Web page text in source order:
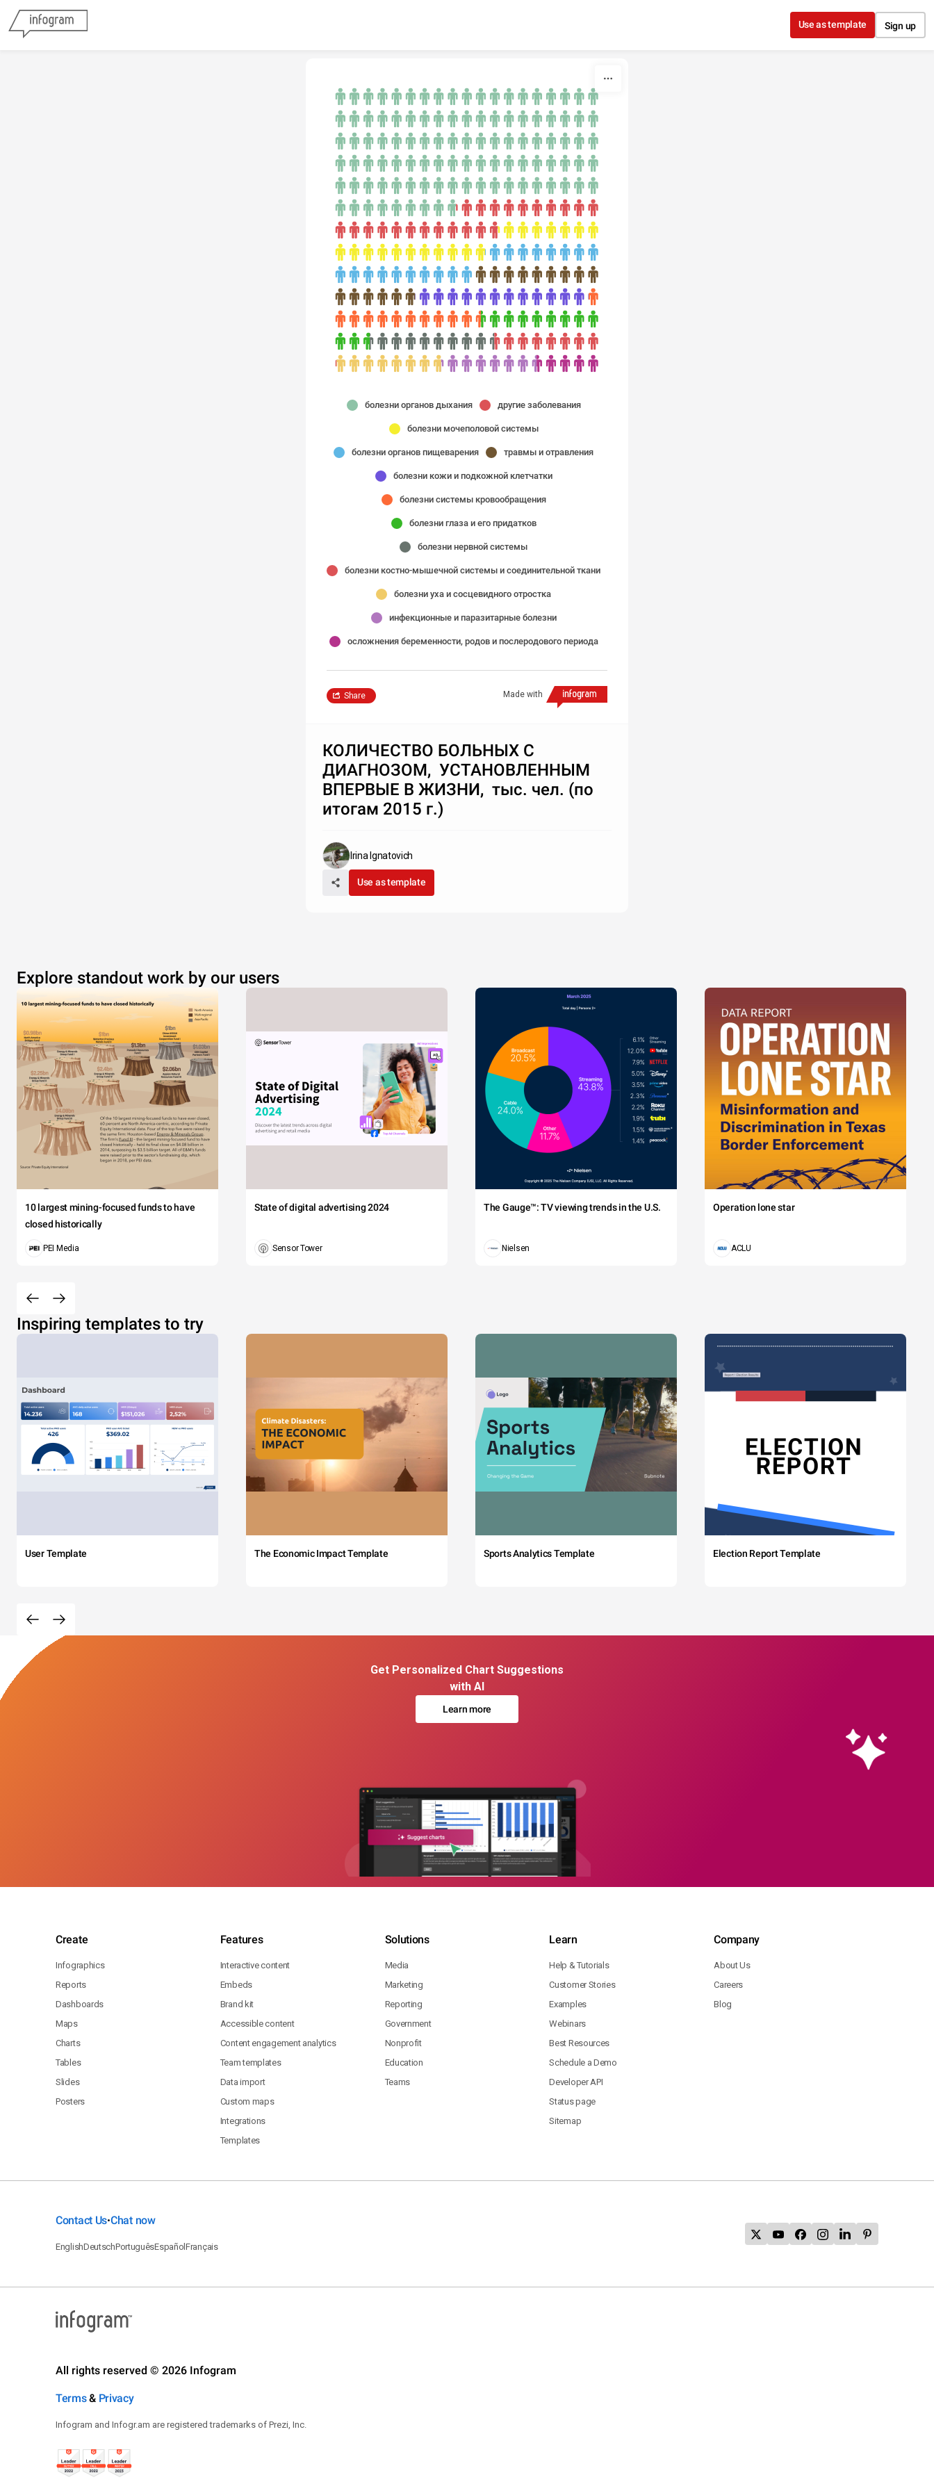
Use as template Sign up
болезни органов дыхания другие заболевания
болезни мочеполовой системы
болезни органов пищеварения травмы и отравления
болезни кожи и подкожной клетчатки
болезни системы кровообращения
болезни глаза и его придатков
болезни нервной системы
болезни костно-мышечной системы и соединительной ткани
болезни уха и сосцевидного отростка
инфекционные и паразитарные болезни
осложнения беременности, родов и послеродового периода
Made with
Share
КОЛИЧЕСТВО БОЛЬНЫХ С
ДИАГНОЗОМ, УСТАНОВЛЕННЫМ
ВПЕРВЫЕ В ЖИЗНИ, тыс. чел. (по
итогам 2015 г.)
Irina Ignatovich
Use as template
Explore standout work by our users
10 largest mining-focused funds to have
closed historically
PEI Media
State of digital advertising 2024
Sensor Tower
The Gauge™: TV viewing trends in the U.S.
Nielsen
Operation lone star
ACLU
Inspiring templates to try
User Template The Economic Impact Template Sports Analytics Template Election Report Template
Get Personalized Chart Suggestions
with AI
Learn more
Create
Infographics
Reports
Dashboards
Maps
Charts
Tables
Slides
Posters
Features
Interactive content
Embeds
Brand kit
Accessible content
Content engagement analytics
Team templates
Data import
Custom maps
Integrations
Templates
Solutions
Media
Marketing
Reporting
Government
Nonprofit
Education
Teams
Learn
Help & Tutorials
Customer Stories
Examples
Webinars
Best Resources
Schedule a Demo
Developer API
Status page
Sitemap
Company
About Us
Careers
Blog
Contact Us•Chat now
EnglishDeutschPortuguêsEspañolFrançais
All rights reserved © 2026 Infogram
Terms& Privacy
Infogram and Infogr.am are registered trademarks of Prezi, Inc.